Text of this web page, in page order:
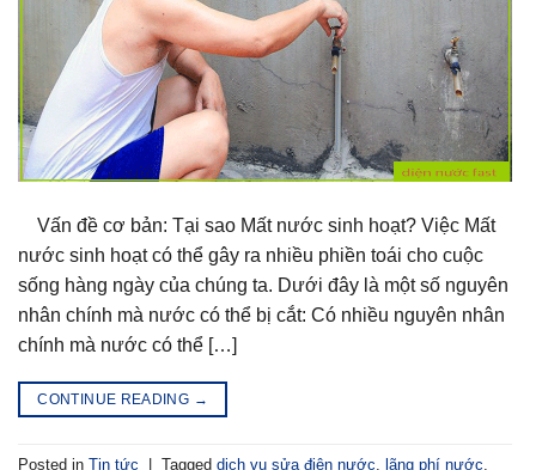
Vấn đề cơ bản: Tại sao Mất nước sinh hoạt? Việc Mất
nước sinh hoạt có thể gây ra nhiều phiền toái cho cuộc
sống hàng ngày của chúng ta. Dưới đây là một số nguyên
nhân chính mà nước có thể bị cắt: Có nhiều nguyên nhân
chính mà nước có thể […]
CONTINUE READING →
Posted in Tin tức | Tagged dịch vụ sửa điện nước lãng phí nước